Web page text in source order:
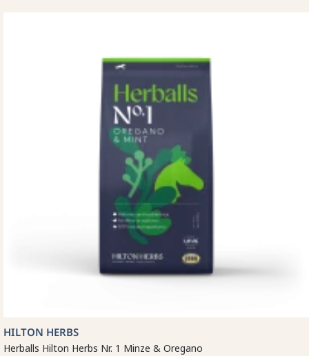
HILTON HERBS
Herballs Hilton Herbs Nr. 1 Minze & Oregano